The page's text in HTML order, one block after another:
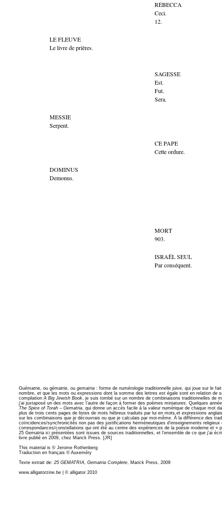
RÉBECCA
Ceci.
12.
LE FLEUVE
Le livre de prières.
SAGESSE
Est.
Fut.
Sera.
MESSIE
Serpent.
CE PAPE
Cette ordure.
DOMINUS
Demonus.
MORT
903.
ISRAËL SEUL
Par conséquent.
Guématrie, ou gématrie, ou gematria : forme de numérologie traditionnelle juive, qui joue sur le
nombre, et que les mots ou expressions dont la somme des lettres est égale sont en relation de
compilationA Big Jewish Book, je suis tombé sur un nombre de combinaisons traditionnelles de
j’ai juxtaposé un des mots avec l’autre de façon à former des poèmes miniatures. Quelques
The Spice of Torah – Gematria, qui donne un accès facile à la valeur numérique de chaque mot
plus de trois cents pages de listes de mots hébreux traduits par lui en mots et expressions
sur les combinaisons que je découvrais ou que je calculais par moi-même. À la différence des
coïncidences/synchronicités non pas des justifications herméneutiques d’enseignements
correspondances/constellations qui ont été au centre des expériences de la poésie moderne et «
25 Gematria ici présentées sont issues de sources traditionnelles, et l’ensemble de ce que j’ai
livre publié en 2009, chez Marick Press. [JR]
This material is © Jerome Rothenberg
Traduction en français © Auxeméry
Texte extrait de: 25 GEMATRIA, Gematria Complete, Marick Press, 2009
www.alligatorzine.be | © alligator 2010